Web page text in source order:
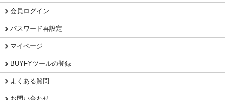
会員ログイン
パスワード再設定
マイページ
BUYFYツールの登録
よくある質問